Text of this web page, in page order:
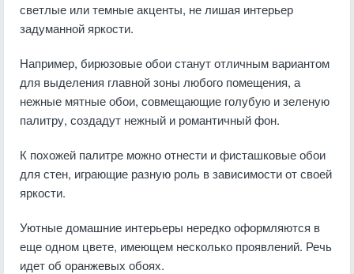
светлые или темные акценты, не лишая интерьер
задуманной яркости.
Например, бирюзовые обои станут отличным вариантом
для выделения главной зоны любого помещения, а
нежные мятные обои, совмещающие голубую и зеленую
палитру, создадут нежный и романтичный фон.
К похожей палитре можно отнести и фисташковые обои
для стен, играющие разную роль в зависимости от своей
яркости.
Уютные домашние интерьеры нередко оформляются в
еще одном цвете, имеющем несколько проявлений. Речь
идет об оранжевых обоях.